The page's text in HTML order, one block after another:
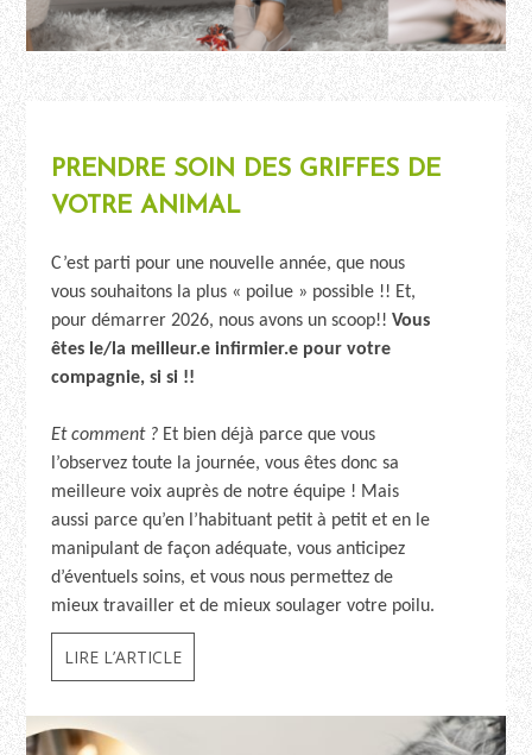
PRENDRE SOIN DES GRIFFES DE
VOTRE ANIMAL
C’est parti pour une nouvelle année, que nous
vous souhaitons la plus « poilue » possible !! Et,
pour démarrer 2026, nous avons un scoop!! Vous
êtes le/la meilleur.e infirmier.e pour votre
compagnie, si si !!
Et comment ? Et bien déjà parce que vous
l’observez toute la journée, vous êtes donc sa
meilleure voix auprès de notre équipe ! Mais
aussi parce qu’en l’habituant petit à petit et en le
manipulant de façon adéquate, vous anticipez
d’éventuels soins, et vous nous permettez de
mieux travailler et de mieux soulager votre poilu.
LIRE L’ARTICLE